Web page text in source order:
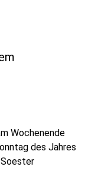
Wochenende
des Jahres